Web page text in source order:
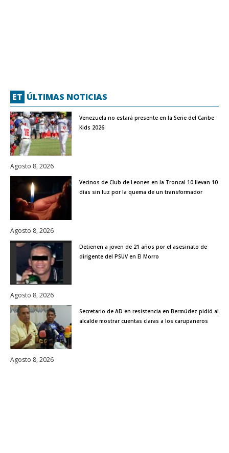
ET ÚLTIMAS NOTICIAS
Venezuela no estará presente en la Serie del Caribe
Kids 2026
Agosto 8, 2026
Vecinos de Club de Leones en la Troncal 10 llevan 10
días sin luz por la quema de un transformador
Agosto 8, 2026
Detienen a joven de 21 años por el asesinato de
dirigente del PSUV en El Morro
Agosto 8, 2026
Secretario de AD en resistencia en Bermúdez pidió al
alcalde mostrar cuentas claras a los carupaneros
Agosto 8, 2026